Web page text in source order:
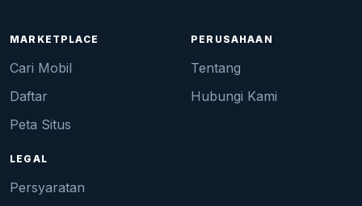
MARKETPLACE
Cari Mobil
Daftar
Peta Situs
PERUSAHAAN
Tentang
Hubungi Kami
LEGAL
Persyaratan